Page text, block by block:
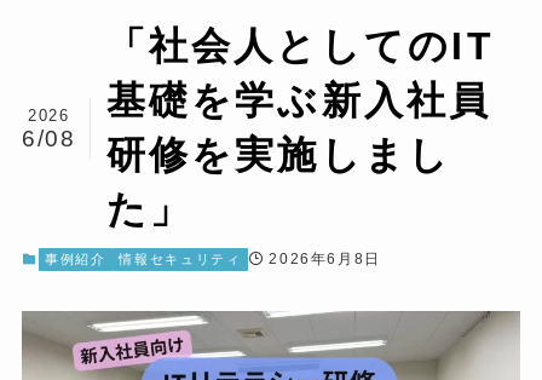
「社会人としてのIT
基礎を学ぶ新入社員
研修を実施しまし
た」
2026
6/08
事例紹介 情報セキュリティ 2026年6月8日